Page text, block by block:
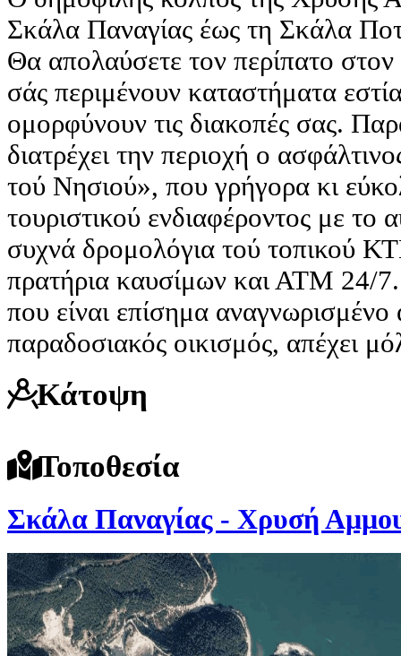
Σκάλα Παναγίας έως τη Σκάλα
Θα απολαύσετε τον περίπατο
σάς περιμένουν καταστήματα
ομορφύνουν τις διακοπές σας.
διατρέχει την περιοχή ο
τού Νησιού», που γρήγορα κι
τουριστικού ενδιαφέροντος με
συχνά δρομολόγια τού τοπικού
πρατήρια καυσίμων και ΑΤΜ 24/
που είναι επίσημα αναγνωρισμένο
παραδοσιακός οικισμός, απέχει
Κάτοψη
Τοποθεσία
Σκάλα Παναγίας - Χρυσή